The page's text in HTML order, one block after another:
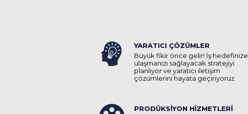
YARATICI ÇÖZÜMLER
Büyük fikir önce gelir! İş hedefinize
ulaşmanızı sağlayacak stratejiyi
planlıyor ve yaratıcı iletişim
çözümlerini hayata geçiriyoruz.
PRODÜKSİYON HİZMETLERİ